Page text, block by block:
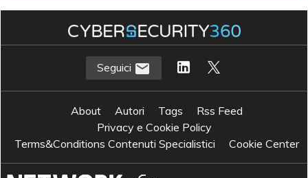
Seguici
About Autori Tags
Rss Feed
Privacy e Cookie Policy
Terms&Conditions Contenuti Specialistici
Cookie Center